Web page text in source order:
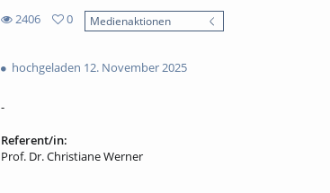
2406
views
0
Medienaktionen
hochgeladen 12. November 2025
-
Referent/in:
Prof. Dr. Christiane Werner